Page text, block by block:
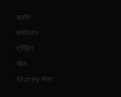
चटोरे
मनोरंजन
ट्रेंडिंग
खेल
Money मंत्र